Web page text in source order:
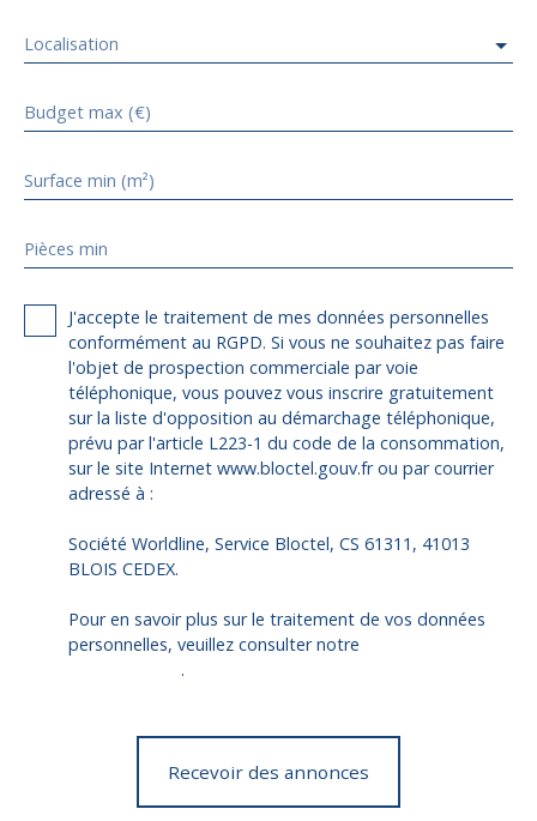
Localisation
Budget max (€)
Surface min (m²)
Pièces min
J'accepte le traitement de mes données personnelles
conformément au RGPD. Si vous ne souhaitez pas faire
l'objet de prospection commerciale par voie
téléphonique, vous pouvez vous inscrire gratuitement
sur la liste d'opposition au démarchage téléphonique,
prévu par l'article L223-1 du code de la consommation,
sur le site Internet www.bloctel.gouv.fr ou par courrier
adressé à :
Société Worldline, Service Bloctel, CS 61311, 41013
BLOIS CEDEX.
Pour en savoir plus sur le traitement de vos données
personnelles, veuillez consulter notre
.
Recevoir des annonces